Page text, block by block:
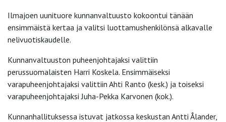
Ilmajoen uunituore kunnanvaltuusto kokoontui tänään
ensimmäistä kertaa ja valitsi luottamushenkilönsä alkavalle
nelivuotiskaudelle.
Kunnanvaltuuston puheenjohtajaksi valittiin
perussuomalaisten Harri Koskela. Ensimmäiseksi
varapuheenjohtajaksi valittiin Ahti Ranto (kesk.) ja toiseksi
varapuheenjohtajaksi Juha-Pekka Karvonen (kok.).
Kunnanhallituksessa istuvat jatkossa keskustan Antti Ålander,